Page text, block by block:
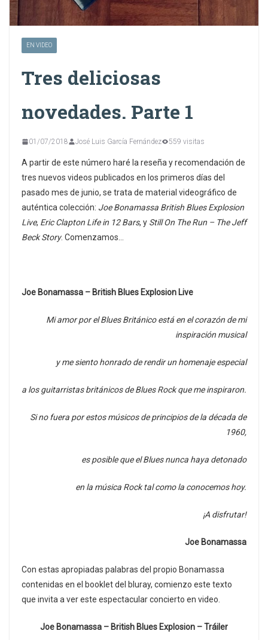
EN VIDEO
Tres deliciosas
novedades. Parte 1
01/07/2018 José Luis García Fernández 559 visitas
A partir de este número haré la reseña y recomendación de
tres nuevos videos publicados en los primeros días del
pasado mes de junio, se trata de material videográfico de
auténtica colección: Joe Bonamassa British Blues Explosion
Live, Eric Clapton Life in 12 Bars, y Still On The Run – The Jeff
Beck Story. Comenzamos…
Joe Bonamassa – British Blues Explosion Live
Mi amor por el Blues Británico está en el corazón de mi
inspiración musical
y me siento honrado de rendir un homenaje especial
a los guitarristas británicos de Blues Rock que me inspiraron.
Si no fuera por estos músicos de principios de la década de
1960,
es posible que el Blues nunca haya detonado
en la música Rock tal como la conocemos hoy.
¡A disfrutar!
Joe Bonamassa
Con estas apropiadas palabras del propio Bonamassa
contenidas en el booklet del bluray, comienzo este texto
que invita a ver este espectacular concierto en video.
Joe Bonamassa – British Blues Explosion – Tráiler